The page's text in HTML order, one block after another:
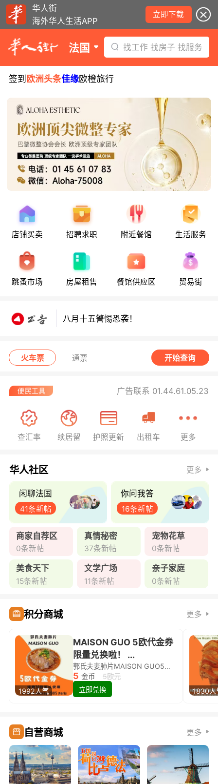
华人街
海外华人生活APP
立即下载
法国 找工作 找房子 找服务
签到 欧洲头条佳缘欧橙旅行
店铺买卖 招聘求职 附近餐馆 生活服务
跳蚤市场 房屋租售 餐馆供应区 贸易街
八月十五警惕恐袭！
八月十五警惕恐袭！
火车票 通票 开始查询
广告联系 01.44.61.05.23
查汇率 续居留 护照更新 出租车 更多
华人社区 更多
闲聊法国
41条新帖
你问我答
16条新帖
商家自荐区
0条新帖
真情秘密
37条新帖
宠物花草
0条新帖
美食天下
15条新帖
文学广场
11条新帖
亲子家庭
0条新帖
积分商城 更多
1992人气
MAISON GUO 5欧代金券
限量兑换啦！ ...
郭氏夫妻肺片MAISON GUO5欧代金券限量兑换啦！
5 金币
5欧元
立即兑换
1830人
自营商城 更多